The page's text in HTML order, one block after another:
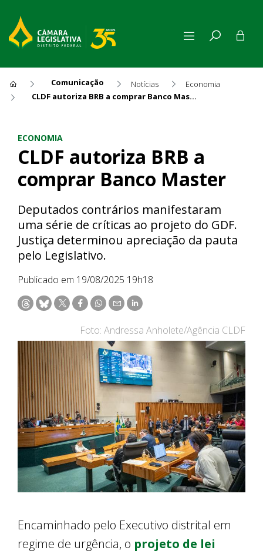
Comunicação Notícias
Economia
CLDF autoriza BRB a comprar Banco Master
ECONOMIA
CLDF autoriza BRB a
comprar Banco Master
Deputados contrários manifestaram
uma série de críticas ao projeto do GDF.
Justiça determinou apreciação da pauta
pelo Legislativo.
Publicado em 19/08/2025 19h18
Foto: Andressa Anholete/Agência CLDF
Encaminhado pelo Executivo distrital em
regime de urgência, o projeto de lei